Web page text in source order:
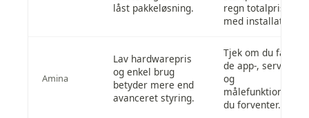
låst pakkeløsning.
regn totalpris
med installation.
Amina
Lav hardwarepris
og enkel brug
betyder mere end
avanceret styring.
Tjek om du får
de app-, service-
og
målefunktioner,
du forventer.